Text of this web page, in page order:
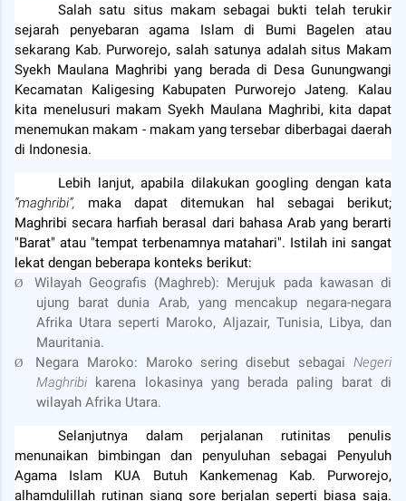
Salah satu situs makam sebagai bukti telah terukir
sejarah penyebaran agama Islam di Bumi Bagelen atau
sekarang Kab. Purworejo, salah satunya adalah situs Makam
Syekh Maulana Maghribi yang berada di Desa Gunungwangi
Kecamatan Kaligesing Kabupaten Purworejo Jateng. Kalau
kita menelusuri makam Syekh Maulana Maghribi, kita dapat
menemukan makam - makam yang tersebar diberbagai daerah
di Indonesia.
Lebih lanjut, apabila dilakukan googling dengan kata
“maghribi”, maka dapat ditemukan hal sebagai berikut;
Maghribi secara harfiah berasal dari bahasa Arab yang berarti
"Barat" atau "tempat terbenamnya matahari". Istilah ini sangat
lekat dengan beberapa konteks berikut:
Ø
Wilayah Geografis (Maghreb): Merujuk pada kawasan di
ujung barat dunia Arab, yang mencakup negara-negara
Afrika Utara seperti Maroko, Aljazair, Tunisia, Libya, dan
Mauritania.
Ø Negara Maroko: Maroko sering disebut sebagai Negeri
Maghribi karena lokasinya yang berada paling barat di
wilayah Afrika Utara.
Selanjutnya dalam perjalanan rutinitas penulis
menunaikan bimbingan dan penyuluhan sebagai Penyuluh
Agama Islam KUA Butuh Kankemenag Kab. Purworejo,
alhamdulillah rutinan siang sore berjalan seperti biasa saja.